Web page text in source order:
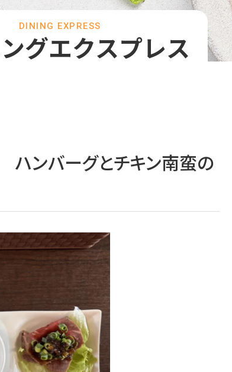
グエクスプレス
DINING EXPRESS
ハンバーグとチキン南蛮の